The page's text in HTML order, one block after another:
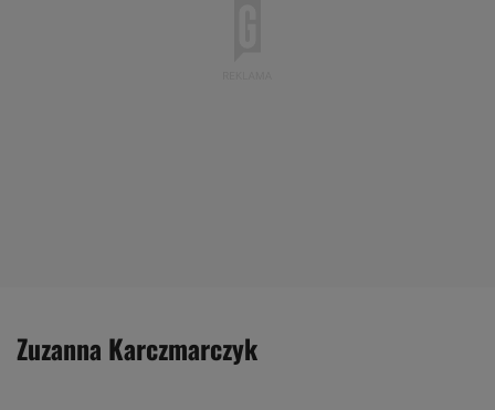
Zuzanna Karczmarczyk